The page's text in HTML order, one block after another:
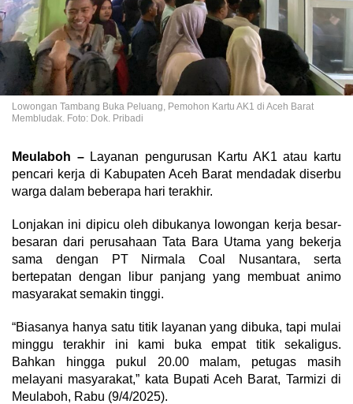
Lowongan Tambang Buka Peluang, Pemohon Kartu AK1 di Aceh Barat
Membludak. Foto: Dok. Pribadi
Meulaboh –Layanan pengurusan Kartu AK1 atau kartu
pencari kerja di Kabupaten Aceh Barat mendadak diserbu
warga dalam beberapa hari terakhir.
Lonjakan ini dipicu oleh dibukanya lowongan kerja besar-
besaran dari perusahaan Tata Bara Utama yang bekerja
sama dengan PT Nirmala Coal Nusantara, serta
bertepatan dengan libur panjang yang membuat animo
masyarakat semakin tinggi.
“Biasanya hanya satu titik layanan yang dibuka, tapi mulai
minggu terakhir ini kami buka empat titik sekaligus.
Bahkan hingga pukul 20.00 malam, petugas masih
melayani masyarakat,” kata Bupati Aceh Barat, Tarmizi di
Meulaboh, Rabu (9/4/2025).